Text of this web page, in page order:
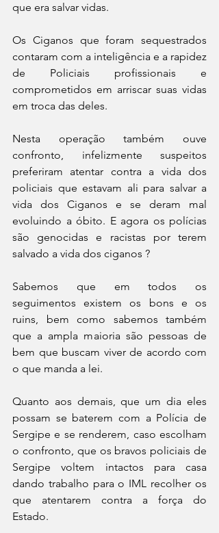
que era salvar vidas.
Os Ciganos que foram sequestrados
contaram com a inteligência e a rapidez
de Policiais profissionais e
comprometidos em arriscar suas vidas
em troca das deles.
Nesta operação também ouve
confronto, infelizmente suspeitos
preferiram atentar contra a vida dos
policiais que estavam ali para salvar a
vida dos Ciganos e se deram mal
evoluindo a óbito. E agora os polícias
são genocidas e racistas por terem
salvado a vida dos ciganos ?
Sabemos que em todos os
seguimentos existem os bons e os
ruins, bem como sabemos também
que a ampla maioria são pessoas de
bem que buscam viver de acordo com
o que manda a lei.
Quanto aos demais, que um dia eles
possam se baterem com a Polícia de
Sergipe e se renderem, caso escolham
o confronto, que os bravos policiais de
Sergipe voltem intactos para casa
dando trabalho para o IML recolher os
que atentarem contra a força do
Estado.